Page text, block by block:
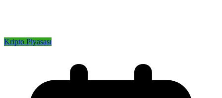
Kripto Piyasası